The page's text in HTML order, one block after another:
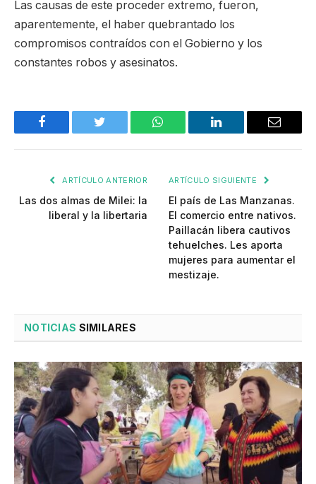
Las causas de este proceder extremo, fueron,
aparentemente, el haber quebrantado los
compromisos contraídos con el Gobierno y los
constantes robos y asesinatos.
Facebook Twitter WhatsApp LinkedIn Email
ARTÍCULO ANTERIOR
Las dos almas de Milei: la
liberal y la libertaria
ARTÍCULO SIGUIENTE
El país de Las Manzanas.
El comercio entre nativos.
Paillacán libera cautivos
tehuelches. Les aporta
mujeres para aumentar el
mestizaje.
NOTICIAS SIMILARES